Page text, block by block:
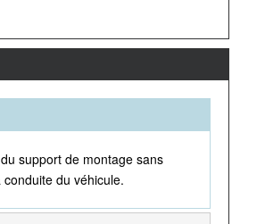
support de montage sans
du véhicule.